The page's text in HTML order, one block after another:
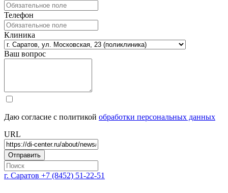
Телефон
Клиника
Ваш вопрос
Даю согласие с политикой обработки персональных данных
URL
г. Саратов +7 (8452) 51-22-51